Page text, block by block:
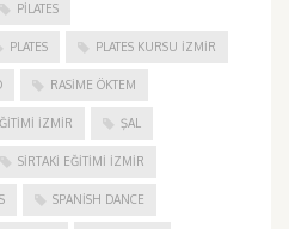
PILATES
PLATES PLATES KURSU İZMIR
RASIME ÖKTEM
İZMIR ŞAL
SIRTAKI EĞITIMI İZMIR
SPANISH DANCE